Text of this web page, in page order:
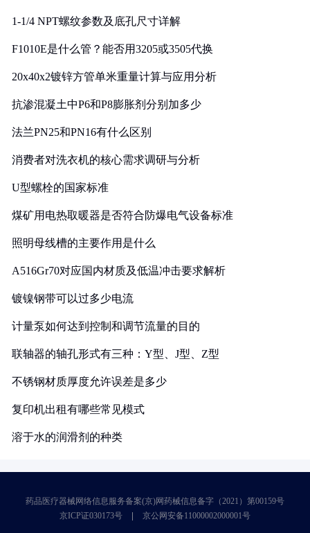
1-1/4 NPT螺纹参数及底孔尺寸详解
F1010E是什么管？能否用3205或3505代换
20x40x2镀锌方管单米重量计算与应用分析
抗渗混凝土中P6和P8膨胀剂分别加多少
法兰PN25和PN16有什么区别
消费者对洗衣机的核心需求调研与分析
U型螺栓的国家标准
煤矿用电热取暖器是否符合防爆电气设备标准
照明母线槽的主要作用是什么
A516Gr70对应国内材质及低温冲击要求解析
镀镍钢带可以过多少电流
计量泵如何达到控制和调节流量的目的
联轴器的轴孔形式有三种：Y型、J型、Z型
不锈钢材质厚度允许误差是多少
复印机出租有哪些常见模式
溶于水的润滑剂的种类
药品医疗器械网络信息服务备案(京)网药械信息备字（2021）第00159号
京ICP证030173号
京公网安备11000002000001号